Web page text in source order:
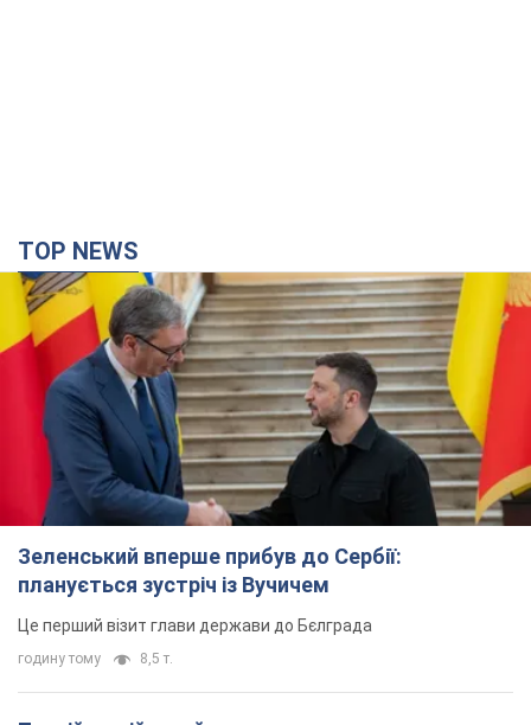
планується зустріч із Вучичем
Це перший візит глави держави до Бєлграда
годину тому 8,5 т.
Третій армійський корпус створює для
російських окупантів на Лиманському напрямку
критичний дискомфорт: як це вдалося
Це зараз переростає у кризу для всього угруповання
4 години тому 49,4 т.
В окупованій Ялті прогриміли потужні вибухи:
валить чорний дим. Фото і відео
Місто, ймовірно, опинилося під атакою дронів
7 годин тому 8,3 т.